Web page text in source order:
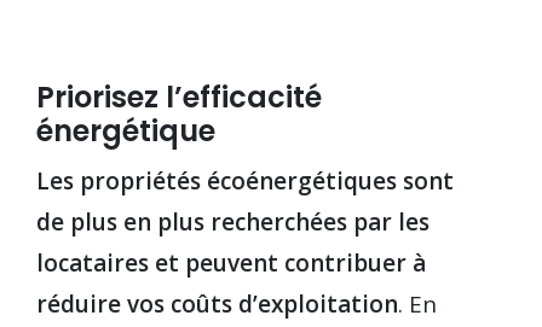
Priorisez l’efficacité
énergétique
Les propriétés écoénergétiques sont
de plus en plus recherchées par les
locataires et peuvent contribuer à
réduire vos coûts d’exploitation. En